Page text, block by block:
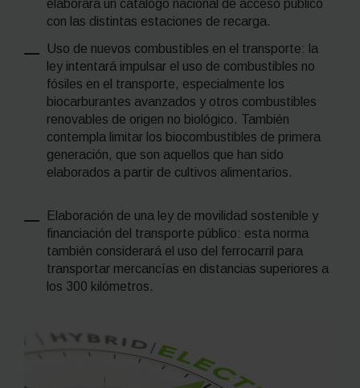
elaborará un catálogo nacional de acceso público
con las distintas estaciones de recarga.
Uso de nuevos combustibles en el transporte: la
ley intentará impulsar el uso de combustibles no
fósiles en el transporte, especialmente los
biocarburantes avanzados y otros combustibles
renovables de origen no biológico. También
contempla limitar los biocombustibles de primera
generación, que son aquellos que han sido
elaborados a partir de cultivos alimentarios.
Elaboración de una ley de movilidad sostenible y
financiación del transporte público: esta norma
también considerará el uso del ferrocarril para
transportar mercancías en distancias superiores a
los 300 kilómetros.